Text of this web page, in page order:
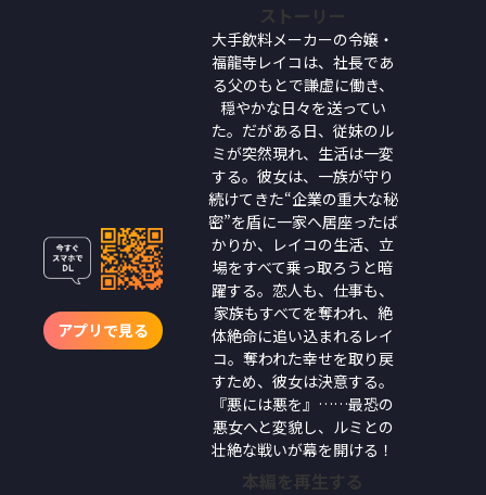
アプリで見る
ストーリー
大手飲料メーカーの令嬢・
福龍寺レイコは、社長であ
る父のもとで謙虚に働き、
穏やかな日々を送ってい
た。だがある日、従妹のル
ミが突然現れ、生活は一変
する。彼女は、一族が守り
続けてきた“企業の重大な秘
密”を盾に一家へ居座ったば
かりか、レイコの生活、立
場をすべて乗っ取ろうと暗
躍する。恋人も、仕事も、
家族もすべてを奪われ、絶
体絶命に追い込まれるレイ
コ。奪われた幸せを取り戻
すため、彼女は決意する。
『悪には悪を』……最恐の
悪女へと変貌し、ルミとの
壮絶な戦いが幕を開ける！
本編を再生する